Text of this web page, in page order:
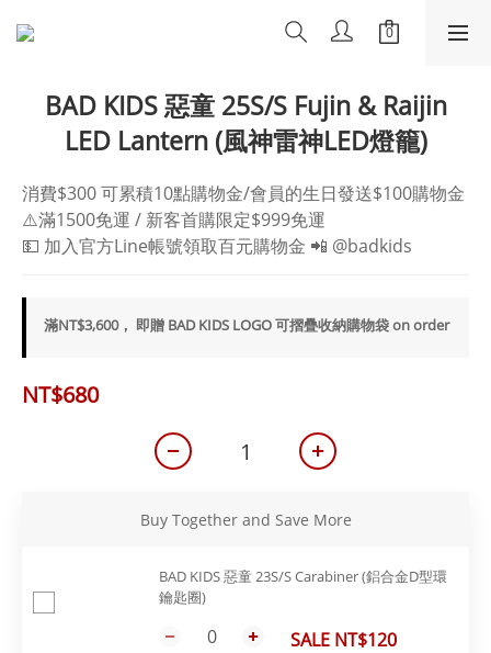
BAD KIDS 惡童 25S/S Fujin & Raijin
LED Lantern (風神雷神LED燈籠)
消費$300 可累積10點購物金/會員的生日發送$100購物金
⚠️滿1500免運 / 新客首購限定$999免運
💵 加入官方Line帳號領取百元購物金 📲 @badkids
滿NT$3,600， 即贈 BAD KIDS LOGO 可摺疊收納購物袋 on order
NT$680
Buy Together and Save More
BAD KIDS 惡童 23S/S Carabiner (鋁合金D型環
鑰匙圈)
SALE NT$120